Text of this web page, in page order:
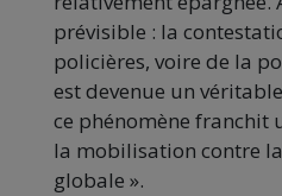
prévisible : la
policières, voire de la
est devenue un
ce phénomène franchit
la mobilisation contre
globale ».